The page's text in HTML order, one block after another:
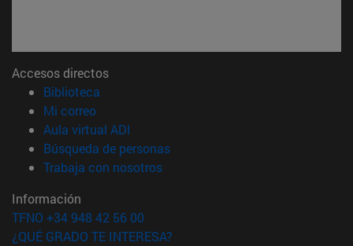
Accesos directos
Biblioteca
Mi correo(abre en nueva ventana)
Aula virtual ADI
Búsqueda de personas(abre en nueva ventana)
Trabaja con nosotros(abre en nueva ventana)
Información
TFNO +34 948 42 56 00
¿QUÉ GRADO TE INTERESA?